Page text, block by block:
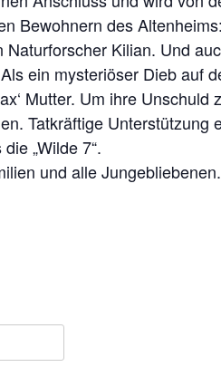
Bewohnern des
Kilian. Und
ein mysteriöser Dieb auf
Mutter. Um ihre Unschuld
Tatkräftige Unterstützung
„Wilde 7“.
und alle